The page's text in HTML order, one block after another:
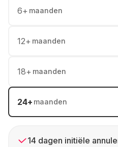
6+ maanden
12+ maanden
18+ maanden
24+ maanden
14 dagen initiële